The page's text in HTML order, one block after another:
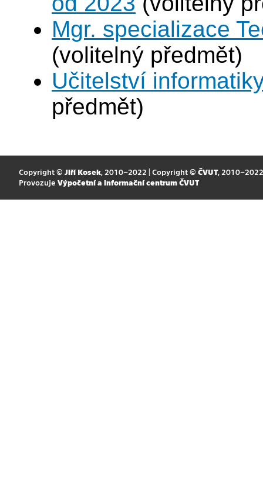
Mgr. specializace
(volitelný předmět)
Učitelství
předmět)
Copyright © Jiří Kosek, 2010–2022 | Copyright © ČVUT, 2010–2022
Provozuje Výpočetní a informační centrum ČVUT